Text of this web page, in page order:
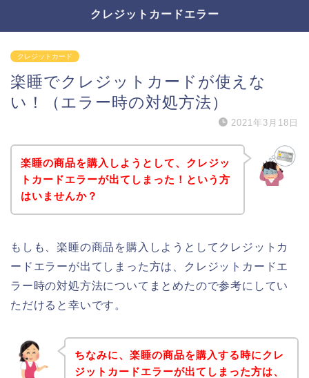
クレジットカードエラー
クレジットカード
楽睡でクレジットカードが使えな
い！（エラー時の対処方法）
2021年3月18日
楽睡の商品を購入しようとして、クレジッ
トカードエラーが出てしまった！という方
はいませんか？
もしも、楽睡の商品を購入しようとしてクレジットカ
ードエラーが出てしまった方は、クレジットカードエ
ラー時の対処方法についてまとめたので参考にしてい
ただけると幸いです。
ちなみに、楽睡の商品を購入する時にクレ
ジットカードエラーが出てしまった方は、